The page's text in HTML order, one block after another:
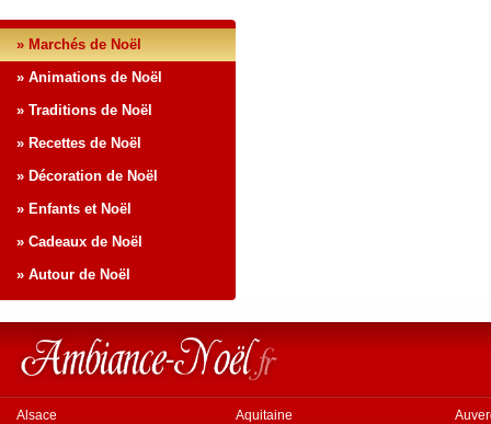
» Marchés de Noël
» Animations de Noël
» Traditions de Noël
» Recettes de Noël
» Décoration de Noël
» Enfants et Noël
» Cadeaux de Noël
» Autour de Noël
Alsace Aquitaine